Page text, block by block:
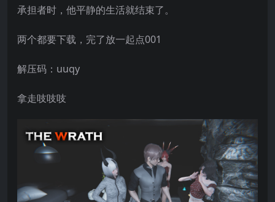
承担者时，他平静的生活就结束了。
两个都要下载，完了放一起点001
解压码：uuqy
拿走吱吱吱